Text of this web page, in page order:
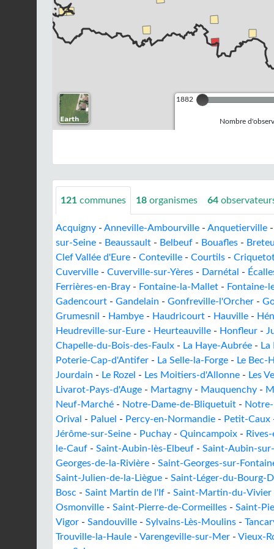
1882
Nombre
121 communes 18 organismes 64
Acquigny - Anneville-Ambourville - Anquetierville
sur-Seine - Beaussault - Belbeuf - Bouafles -
Clef Vallée d'Eure - Conteville - Courtils -
Cuverville - Cuverville-sur-Yères - Darnétal -
Ferrières-en-Bray - Fontaine-la-Mallet - Fontaine-
Gadencourt - Gandelain - Gonfreville-l'Orcher -
Grumesnil
- Hambye - Haudricourt - Hauville -
Heudreville-sur-Eure - Heurteauville - Honfleur -
Chapelle-du-Bois-des-Faulx - La Haye-Aubrée -
Poterie-Cap-d'Antifer - La Selle-la-Forge - Le Bec-
Jourdain - Le Rozel - Les Moitiers-d'Allonne - Les
Livarot-Pays-d'Auge - Martagny - Mauquenchy -
Neuf-Marché - Notre-Dame-de-Bliquetuit -
Orival
- Paluel - Percy-en-Normandie - Petit-Caux
Jérôme-sur-Seine - Puchay - Quincampoix -
le-Cauf - Saint-Aubin-lès-Elbeuf - Saint-Aubin-
Georges-de-la-Rivière - Saint-Georges-sur-
Saint-Julien-de-la-Liègue - Saint-Léger-du-Bourg-
Bosc - Saint Martin de l'If - Saint-Martin-du-Vivier
Osmonville - Saint-Pierre-de-Cormeilles - Saint-
Vigor - Sandouville - Sylvains-Lès-Moulins -
Trouville-la-Haule - Varengeville-sur-Mer - Vieux-